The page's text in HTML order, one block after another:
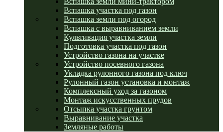
Вспашка участка под газон
Вспашка земли под огород
Вспашка с выравниванием земли
Культивация участка земли
Подготовка участка под газон
Устройство газона на участке
Устройство посевного газона
Укладка рулонного газона под ключ
Рулонный газон установка и монтаж
Комплексный уход за газоном
Монтаж искусственных прудов
Отсыпка участка грунтом
Выравнивание участка
Земляные работы